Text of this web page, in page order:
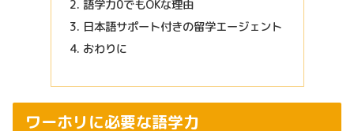
語学力0でもOKな理由
日本語サポート付きの留学エージェント
おわりに
ワーホリに必要な語学力